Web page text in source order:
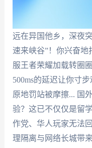
远在异国他乡，深夜
速来峡谷”！你兴奋地
服王者荣耀加载转圈
500ms的延迟让你寸
原地罚站被摩擦... 国
验？这已不仅仅是留
作党、华人玩家无法
理隔离与网络长城带